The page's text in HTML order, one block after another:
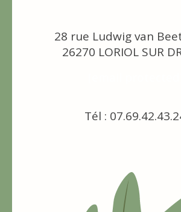
28 rue Ludwig van
26270 LORIOL SUR
Tél :